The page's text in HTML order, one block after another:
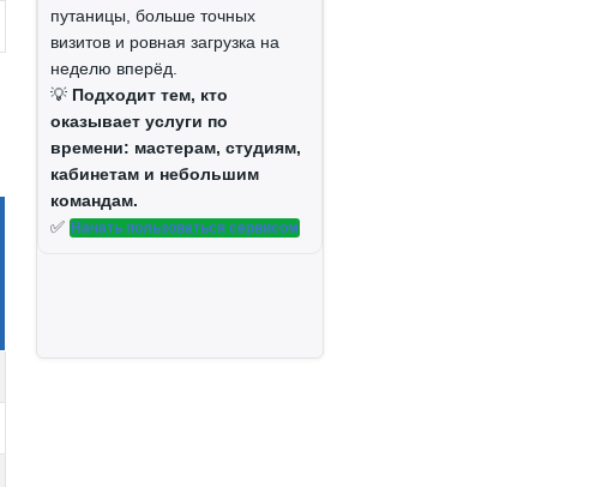
путаницы, больше точных
визитов и ровная загрузка на
неделю вперёд.
💡 Подходит тем, кто
оказывает услуги по
времени: мастерам, студиям,
кабинетам и небольшим
командам.
✅ Начать пользоваться сервисом